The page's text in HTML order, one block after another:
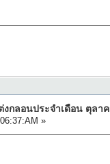
งกลอนประจำเดือน ตุล
»